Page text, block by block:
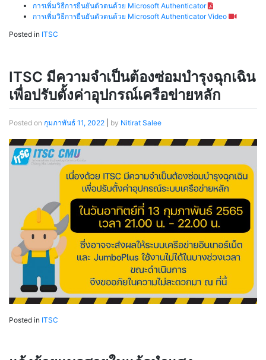
การเพิ่มวิธีการยืนยันตัวตนด้วย Microsoft Authenticator
การเพิ่มวิธีการยืนยันตัวตนด้วย Microsoft Authenticator Video
Posted in ITSC
ITSC มีความจำเป็นต้องซ่อมบำรุงฉุกเฉิน
เพื่อปรับตั้งค่าอุปกรณ์เครือข่ายหลัก
Posted on กุมภาพันธ์ 11, 2022 by Nitirat Salee
Posted in ITSC